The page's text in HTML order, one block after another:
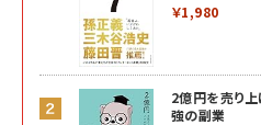
￥1,980
2億円を売り
強の副業